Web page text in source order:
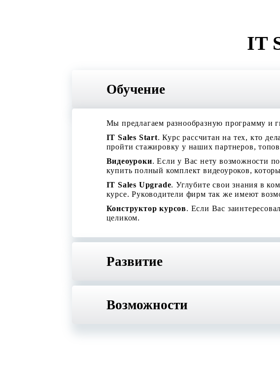
IT
Обучение
Мы предлагаем разнообразную программу и
IT Sales Start. Курс рассчитан на тех, кто
пройти стажировку у наших партнеров,
Видеоуроки. Если у Вас нету возможности
купить полный комплект видеоуроков,
IT Sales Upgrade. Углубите свои знания в
курсе. Руководители фирм так же имеют
Конструктор курсов. Если Вас
целиком.
Развитие
Возможности